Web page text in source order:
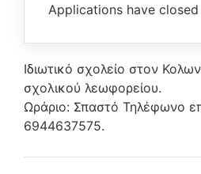
Applications have closed
Ιδιωτικό σχολείο στον
σχολικού λεωφορείου.
Ωράριο: Σπαστό Τηλέφωνο
6944637575.